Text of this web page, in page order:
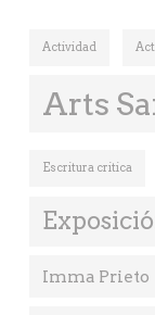
Actividad
Arts
Escritura critica
Imma Prieto